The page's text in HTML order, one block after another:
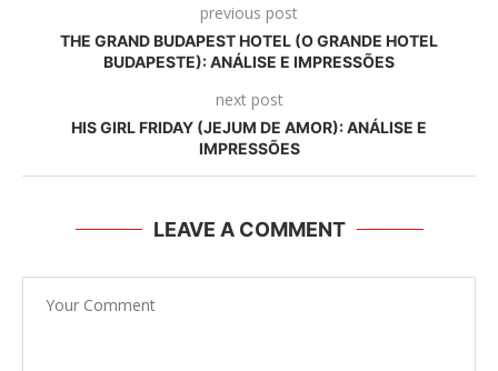
previous post
THE GRAND BUDAPEST HOTEL (O GRANDE HOTEL
BUDAPESTE): ANÁLISE E IMPRESSÕES
next post
HIS GIRL FRIDAY (JEJUM DE AMOR): ANÁLISE E
IMPRESSÕES
LEAVE A COMMENT